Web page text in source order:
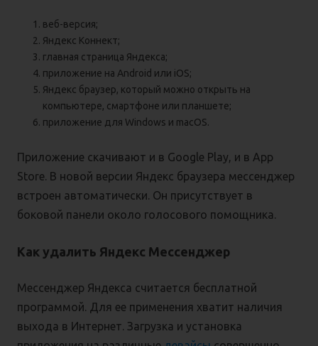
веб-версия;
Яндекс Коннект;
главная страница Яндекса;
приложение на Android или iOS;
Яндекс браузер, который можно открыть на
компьютере, смартфоне или планшете;
приложение для Windows и macOS.
Приложение скачивают и в Google Play, и в App
Store. В новой версии Яндекс браузера мессенджер
встроен автоматически. Он присутствует в
боковой панели около голосового помощника.
Как удалить Яндекс Мессенджер
Мессенджер Яндекса считается бесплатной
программой. Для ее применения хватит наличия
выхода в Интернет. Загрузка и установка